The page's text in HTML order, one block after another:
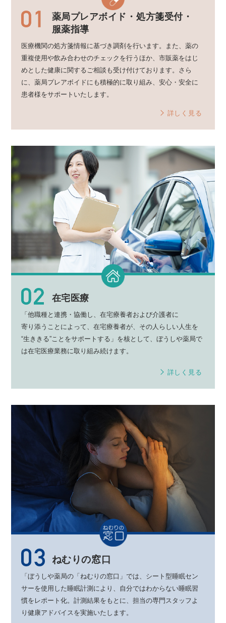
薬局プレアボイド・ 処方箋受付・
服薬指導
医療機関の処方箋情報に基づき調剤を行います。また、薬の
重複使用や飲み合わせのチェックを行うほか、市販薬をはじ
めとした健康に関するご相談も受け付けております。さら
に、薬局プレアボイドにも積極的に取り組み、安心・安全に
患者様をサポートいたします。
詳しく見る
在宅医療
「他職種と連携・協働し、在宅療養者および介護者に
寄り添う ことによって、在宅療養者が、その人らしい 人生を
“生ききる” ことをサポートする」を核として、ぼうしや薬局で
は在宅医療業務に取り組み続けます。
詳しく見る
ねむりの窓口
「ぼうしや薬局の「ねむりの窓口」では、 シート型睡眠セン
サーを使用した睡眠計測により、 自分ではわからない睡眠習
慣をレポート化。計測結果をもとに、担当の専門スタッフよ
り健康アドバイスを実施いたします。